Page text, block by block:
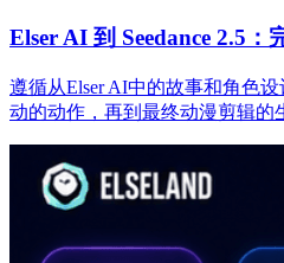
Elser AI 到 Seedance 2.5
遵循从Elser AI中的故事和角色设
动的动作，再到最终动漫剪辑的